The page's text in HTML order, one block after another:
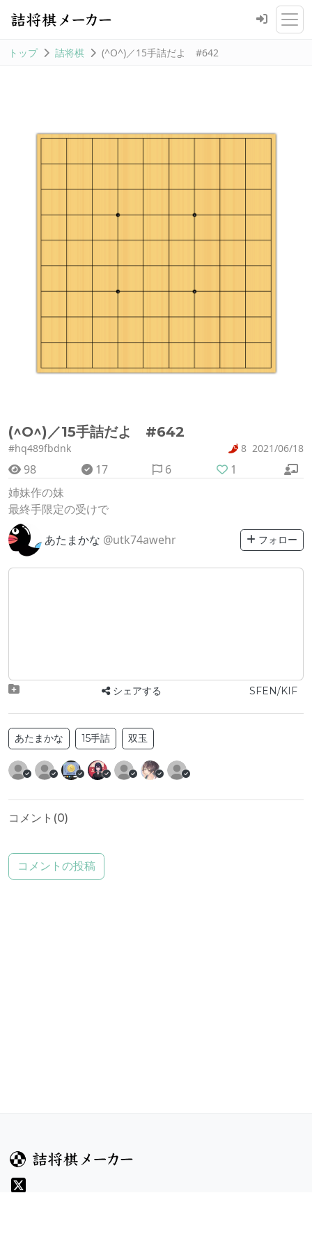
トップ 詰将棋 (^O^)／15手詰だよ #642
(^O^)／15手詰だよ #642
#hq489fbdnk 8 2021/06/18
98 17 6
1
姉妹作の妹
最終手限定の受けで
あたまかな @utk74awehr フォロー
シェアする SFEN/KIF
あたまかな 15手詰 双玉
コメント(0)
コメントの投稿